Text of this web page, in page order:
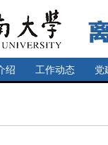
绍 工作动态 党